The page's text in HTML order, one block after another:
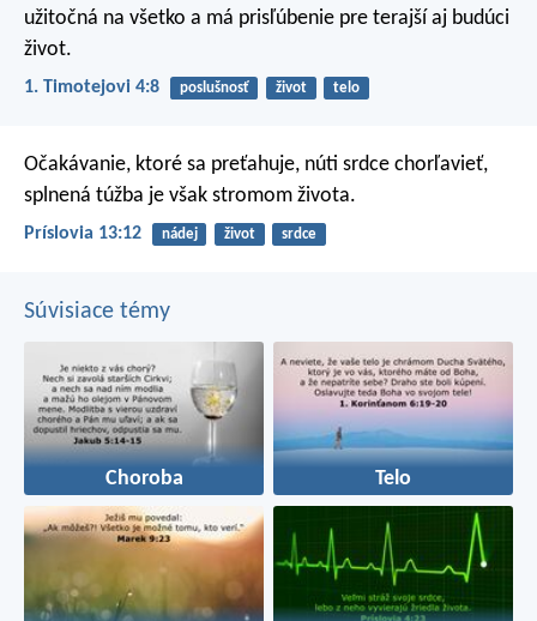
užitočná na všetko a má prisľúbenie pre terajší aj budúci
život.
1. Timotejovi 4:8 poslušnosť život telo
Očakávanie, ktoré sa preťahuje, núti srdce chorľavieť,
splnená túžba je však stromom života.
Príslovia 13:12 nádej život srdce
Súvisiace témy
Choroba Telo